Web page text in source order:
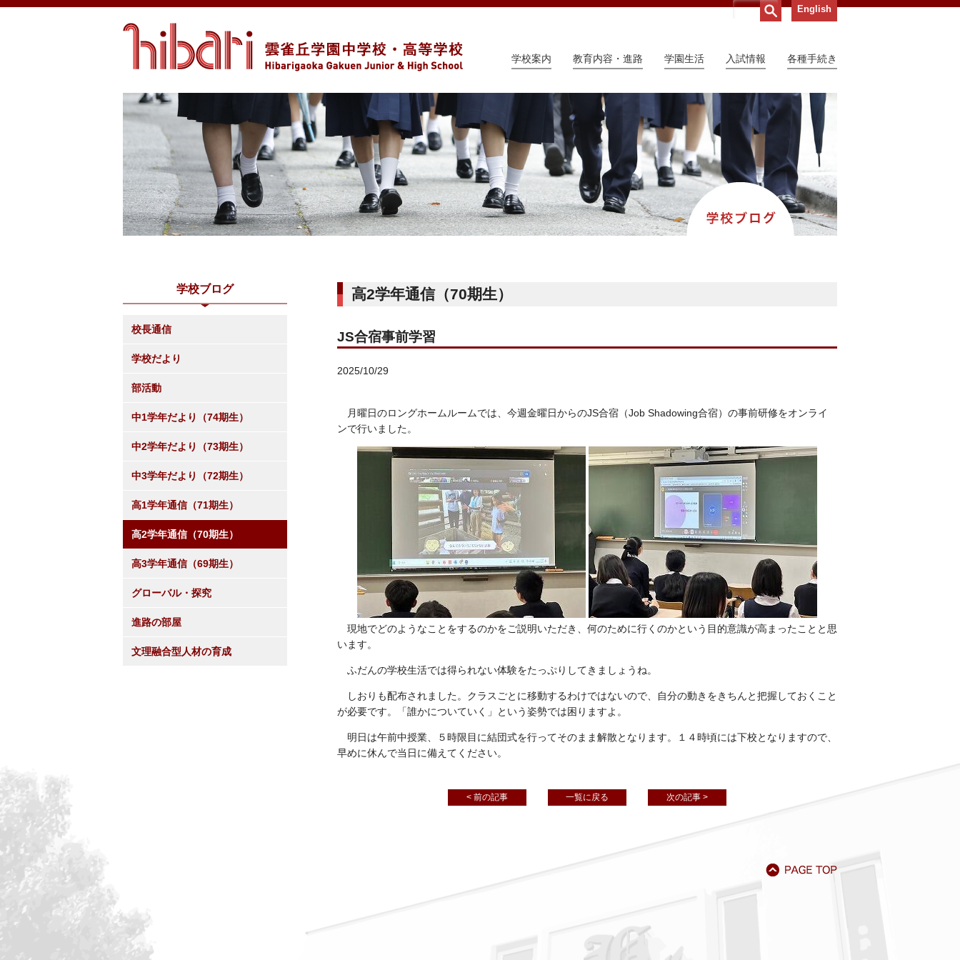
English
学校案内 教育内容・進路 学園生活 入試情報 各種手続き
高2学年通信（70期生）
JS合宿事前学習
2025/10/29
月曜日のロングホームルームでは、今週金曜日からのJS合宿（Job Shadowing合宿）の事前研修をオンライ
ンで行いました。
現地でどのようなことをするのかをご説明いただき、何のために行くのかという目的意識が高まったことと思
います。
ふだんの学校生活では得られない体験をたっぷりしてきましょうね。
しおりも配布されました。クラスごとに移動するわけではないので、自分の動きをきちんと把握しておくこと
が必要です。「誰かについていく」という姿勢では困りますよ。
明日は午前中授業、５時限目に結団式を行ってそのまま解散となります。１４時頃には下校となりますので、
早めに休んで当日に備えてください。
< 前の記事 一覧に戻る 次の記事 >
学校ブログ
校長通信
学校だより
部活動
中1学年だより（74期生）
中2学年だより（73期生）
中3学年だより（72期生）
高1学年通信（71期生）
高2学年通信（70期生）
高3学年通信（69期生）
グローバル・探究
進路の部屋
文理融合型人材の育成